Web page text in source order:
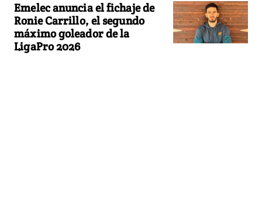
Emelec anuncia el fichaje de
Ronie Carrillo, el segundo
máximo goleador de la
LigaPro 2026